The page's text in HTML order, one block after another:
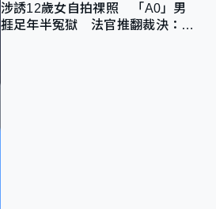
涉誘12歲女自拍祼照 「A0」男
捱足年半冤獄 法官推翻裁決：抄